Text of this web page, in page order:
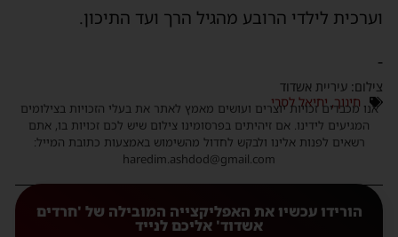
לילדי הרובע מהגיל הרך ועד התיכון.
עיריית אשדוד
חינוך,יחיאל לסרי
אנו מכבדים זכויות יוצרים ועושים מאמץ לאתר את בעלי הזכויות בצילומים
המגיעים לידינו. אם זיהיתים בפרסומינו צילום שיש לכם זכויות בו, אתם
רשאים לפנות אלינו ולבקש לחדול מהשימוש באמצעות כתובת המייל:
haredim.ashdod@gmail.com
הורידו עכשיו את האפליקצייה המובילה של 'חרדים
אשדוד' אליכם לנייד